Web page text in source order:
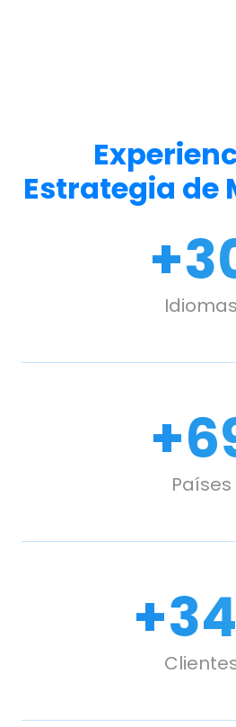
Estrategia de
+
Idiomas
+
Países
+